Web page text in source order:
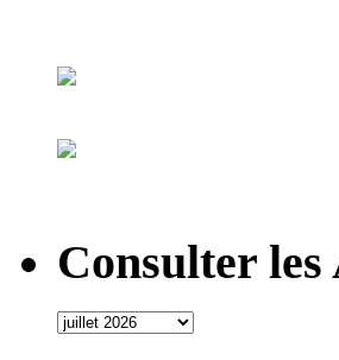
Consulter les